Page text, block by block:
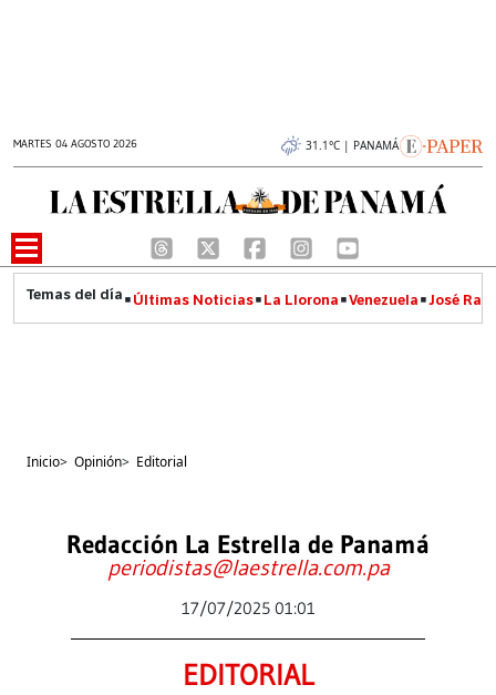
MARTES 04 AGOSTO 2026 31.1°C | PANAMÁ
Últimas Noticias La Llorona Venezuela José
Inicio> Opinión> Editorial
Redacción La Estrella de Panamá
periodistas@laestrella.com.pa
17/07/2025 01:01
EDITORIAL